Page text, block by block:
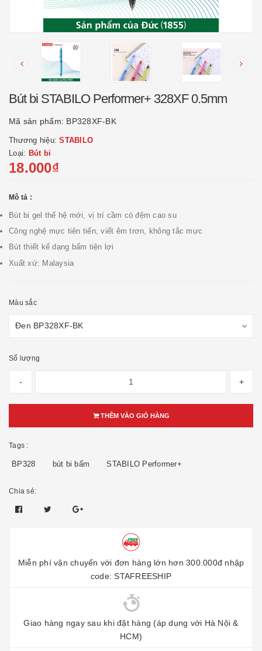
Bút bi STABILO Performer+ 328XF 0.5mm
Mã sản phẩm: BP328XF-BK
Thương hiệu:STABILO
Loại: Bút bi
18.000₫
Mô tả :
Bút bi gel thế hệ mới, vị trí cầm có đệm cao su
Công nghệ mực tiên tiến, viết êm trơn, không tắc mực
Bút thiết kế dạng bấm tiện lợi
Xuất xứ: Malaysia
Màu sắc
Số lượng
- +
THÊM VÀO GIỎ HÀNG
Tags :
BP328 bút bi bấm STABILO Performer+
Chia sẻ:
Miễn phí vận chuyển với đơn hàng lớn hơn 300.000đ nhập
code: STAFREESHIP
Giao hàng ngay sau khi đặt hàng (áp dụng với Hà Nội &
HCM)